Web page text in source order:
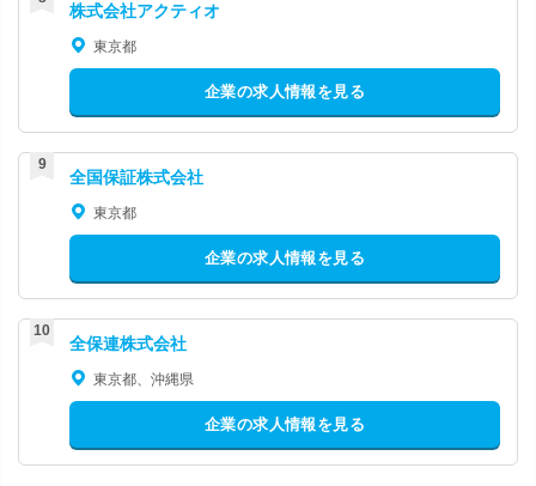
株式会社アクティオ
東京都
企業の求人情報を見る
全国保証株式会社
東京都
企業の求人情報を見る
全保連株式会社
東京都、沖縄県
企業の求人情報を見る